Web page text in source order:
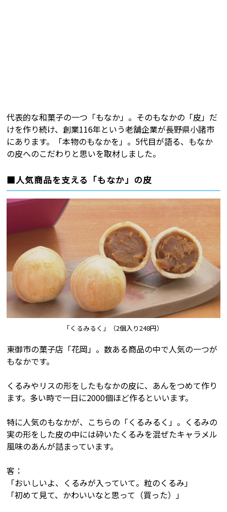
代表的な和菓子の一つ「もなか」。そのもなかの「皮」だ
けを作り続け、創業116年という老舗企業が長野県小諸市
にあります。「本物のもなかを」。5代目が語る、もなか
の皮へのこだわりと思いを取材しました。
■人気商品を支える「もなか」の皮
「くるみるく」（2個入り248円）
東御市の菓子店「花岡」。数ある商品の中で人気の一つが
もなかです。
くるみやリスの形をしたもなかの皮に、あんをつめて作り
ます。多い時で一日に2000個ほど作るといいます。
特に人気のもなかが、こちらの「くるみるく」。くるみの
実の形をした皮の中には砕いたくるみを混ぜたキャラメル
風味のあんが詰まっています。
客：
「おいしいよ、くるみが入っていて。粒のくるみ」
「初めて見て、かわいいなと思って（買った）」